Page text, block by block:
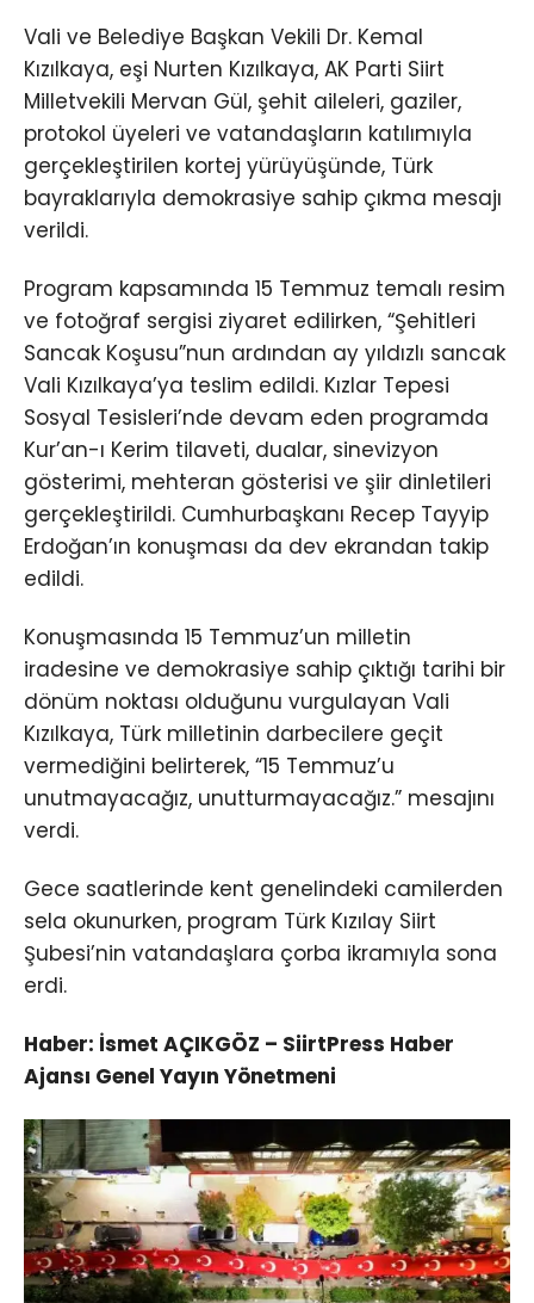
Vali ve Belediye Başkan Vekili Dr. Kemal
Kızılkaya, eşi Nurten Kızılkaya, AK Parti Siirt
Milletvekili Mervan Gül, şehit aileleri, gaziler,
protokol üyeleri ve vatandaşların katılımıyla
gerçekleştirilen kortej yürüyüşünde, Türk
bayraklarıyla demokrasiye sahip çıkma mesajı
verildi.
Program kapsamında 15 Temmuz temalı resim
ve fotoğraf sergisi ziyaret edilirken, “Şehitleri
Sancak Koşusu”nun ardından ay yıldızlı sancak
Vali Kızılkaya’ya teslim edildi. Kızlar Tepesi
Sosyal Tesisleri’nde devam eden programda
Kur’an-ı Kerim tilaveti, dualar, sinevizyon
gösterimi, mehteran gösterisi ve şiir dinletileri
gerçekleştirildi. Cumhurbaşkanı Recep Tayyip
Erdoğan’ın konuşması da dev ekrandan takip
edildi.
Konuşmasında 15 Temmuz’un milletin
iradesine ve demokrasiye sahip çıktığı tarihi bir
dönüm noktası olduğunu vurgulayan Vali
Kızılkaya, Türk milletinin darbecilere geçit
vermediğini belirterek, “15 Temmuz’u
unutmayacağız, unutturmayacağız.” mesajını
verdi.
Gece saatlerinde kent genelindeki camilerden
sela okunurken, program Türk Kızılay Siirt
Şubesi’nin vatandaşlara çorba ikramıyla sona
erdi.
Haber: İsmet AÇIKGÖZ – SiirtPress Haber
Ajansı Genel Yayın Yönetmeni